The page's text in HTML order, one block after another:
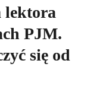
lektora
PJM.
się od